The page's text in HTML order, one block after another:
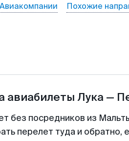
Похожие
авиабилеты Лука —
без посредников из
перелет туда и обратно,